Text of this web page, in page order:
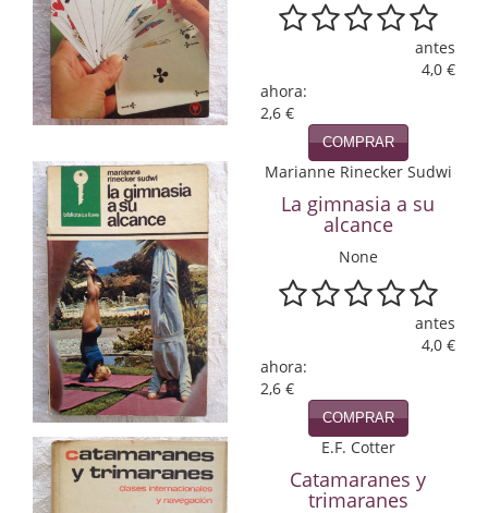
Filosofía
Física y Química
Física y química
Historia
historia
Infantil y juvenil
Infantil y juvenil. Nuevo!!
Infantil y juvenil. Nuevo!!!
Literatura fantástica
antes
4,0 €
ahora:
2,6 €
COMPRAR
Marianne Rinecker Sudwi
La gimnasia a su
alcance
None
antes
4,0 €
ahora:
2,6 €
COMPRAR
E.F. Cotter
Catamaranes y
trimaranes